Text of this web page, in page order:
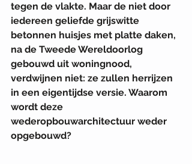
tegen de vlakte. Maar de niet door
iedereen geliefde grijswitte
betonnen huisjes met platte daken,
na de Tweede Wereldoorlog
gebouwd uit woningnood,
verdwijnen niet: ze zullen herrijzen
in een eigentijdse versie. Waarom
wordt deze
wederopbouwarchitectuur weder
opgebouwd?